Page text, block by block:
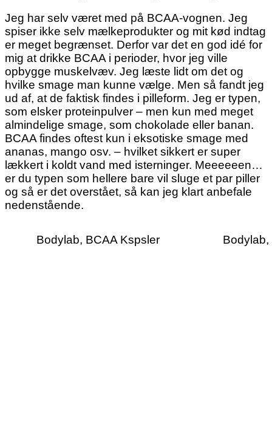
Jeg har selv været med på BCAA-vognen. Jeg
spiser ikke selv mælkeprodukter og mit kød indtag
er meget begrænset. Derfor var det en god idé for
mig at drikke BCAA i perioder, hvor jeg ville
opbygge muskelvæv. Jeg læste lidt om det og
hvilke smage man kunne vælge. Men så fandt jeg
ud af, at de faktisk findes i pilleform. Jeg er typen,
som elsker proteinpulver – men kun med meget
almindelige smage, som chokolade eller banan.
BCAA findes oftest kun i eksotiske smage med
ananas, mango osv. – hvilket sikkert er super
lækkert i koldt vand med isterninger. Meeeeeen…
er du typen som hellere bare vil sluge et par piller
og så er det overstået, så kan jeg klart anbefale
nedenstående.
Bodylab, BCAA Kspsler Bodylab,